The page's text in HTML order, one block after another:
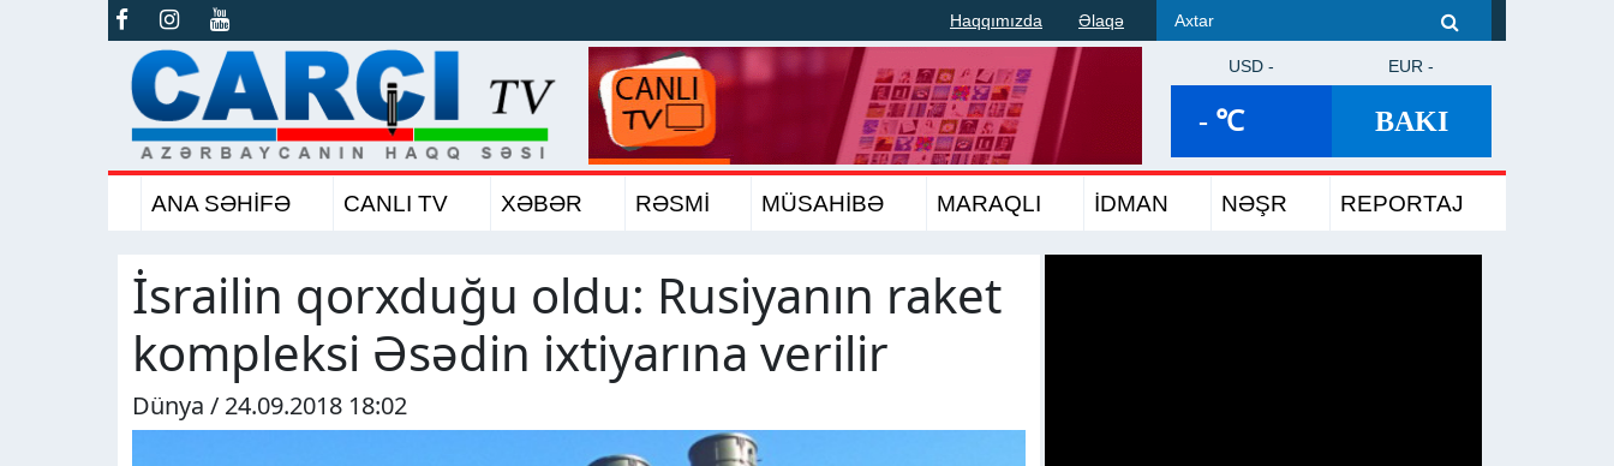
Haqqımızda Əlaqə
USD -
- ℃
EUR -
BAKI
ANA SƏHİFƏ CANLI TV XƏBƏR RƏSMİ MÜSAHİBƏ MARAQLI İDMAN NƏŞR REPORTAJ
İsrailin qorxduğu oldu: Rusiyanın raket
kompleksi Əsədin ixtiyarına verilir
Dünya / 24.09.2018 18:02